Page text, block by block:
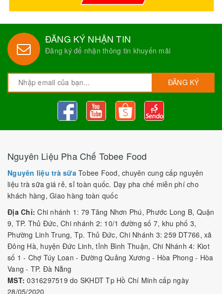
ĐĂNG KÝ NHẬN TIN
Đăng ký để nhận thông tin khuyến mãi
ĐĂNG KÝ
Nguyên Liệu Pha Chế Tobee Food
Nguyên liệu trà sữa Tobee Food, chuyên cung cấp nguyên
liệu trà sữa giá rẻ, sỉ toàn quốc. Dạy pha chế miễn phí cho
khách hàng, Giao hàng toàn quốc
Địa Chỉ: Chi nhánh 1: 79 Tăng Nhơn Phú, Phước Long B, Quận
9, TP. Thủ Đức, Chi nhánh 2: 10/1 đường số 7, khu phố 3,
Phường Linh Trung, Tp. Thủ Đức, Chi Nhánh 3: 259 DT766, xã
Đông Hà, huyện Đức Linh, tỉnh Bình Thuận, Chi Nhánh 4: Kiot
số 1 - Chợ Túy Loan - Đường Quảng Xương - Hòa Phong - Hòa
Vang - TP. Đà Nẵng
MST: 0316297519 do SKHDT Tp Hồ Chí Minh cấp ngày
28/05/2020